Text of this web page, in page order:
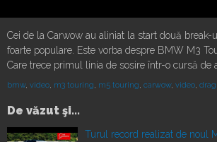
Cei de la Carwow au aliniat la start două break-
foarte populare. Este vorba despre BMW M3
Care trece primul linia de sosire într-o cursă de
bmw, video, m3 touring, m5 touring, carwow, video,
De văzut şi...
Turul record realizat de noul